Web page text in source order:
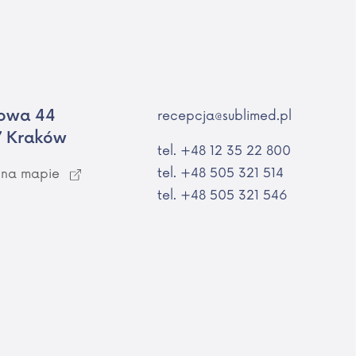
44
Kraków
mapie
recepcja@sublimed.pl
tel. +48 12 35 22 800
tel. +48 505 321 514
tel. +48 505 321 546